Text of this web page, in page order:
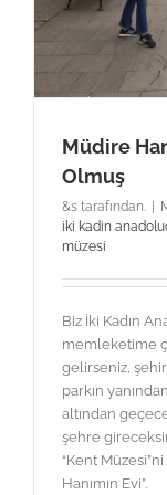
Müdire
Olmuş
&s tarafından. |
iki kadin
müzesi
Biz İki Kadın
memleketime
gelirseniz,
parkın
altından
şehre
“Kent
Hanımın Evi”.